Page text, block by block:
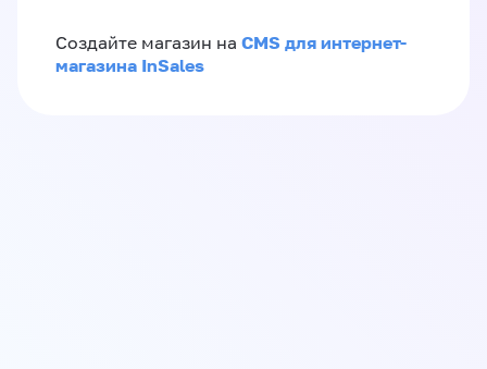
Создайте магазин на CMS для интернет-
магазина InSales